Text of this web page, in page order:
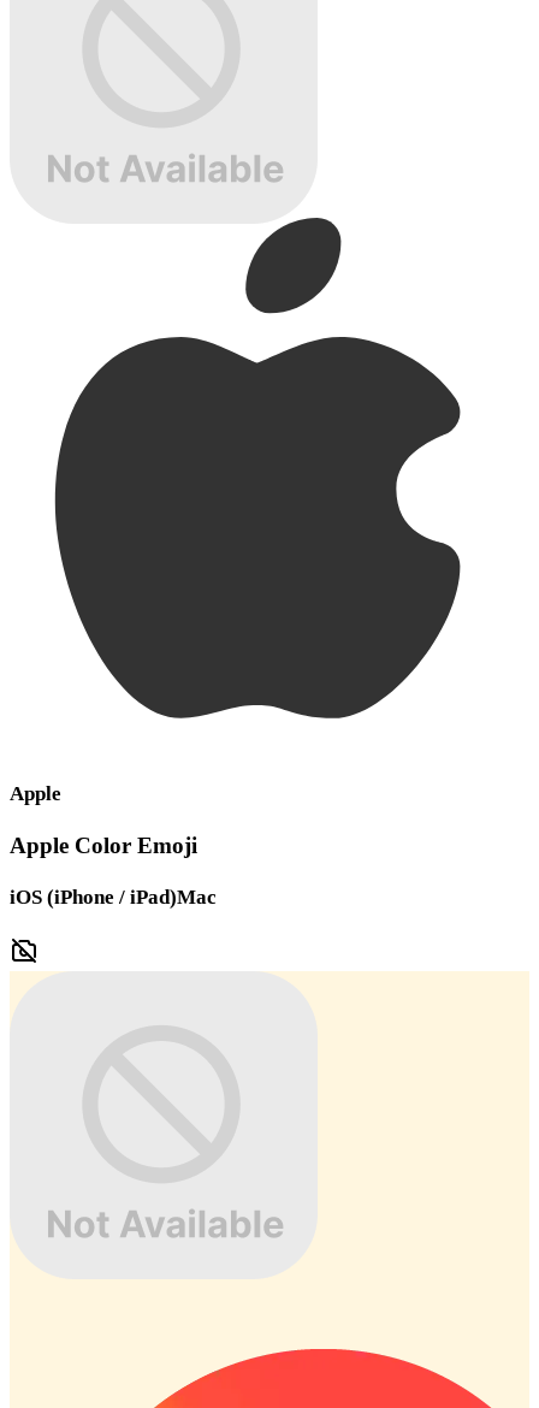
Apple
Apple Color Emoji
iOS (iPhone / iPad)Mac